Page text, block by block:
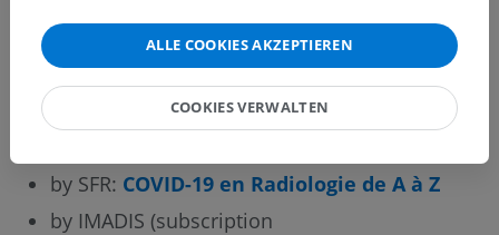
Société Française de
Radiologie:https://ebulletin.radiologie.fr/c
ovid19
Free e-Learning courses on COVID-19:
by SFR: COVID-19 en Radiologie de A à Z
by IMADIS (subscription
ALLE COOKIES AKZEPTIEREN
COOKIES VERWALTEN